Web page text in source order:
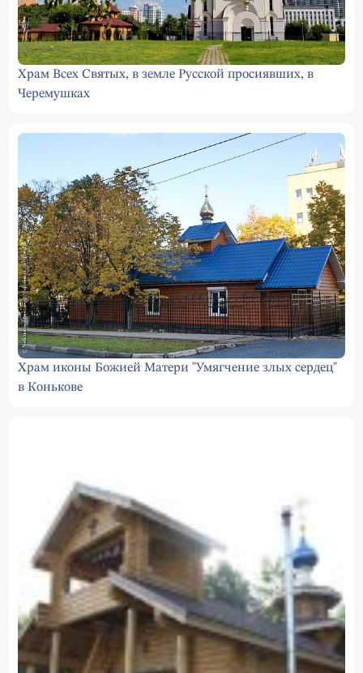
Храм Всех Святых, в земле Русской просиявших, в
Черемушках
Храм иконы Божией Матери "Умягчение злых сердец"
в Конькове